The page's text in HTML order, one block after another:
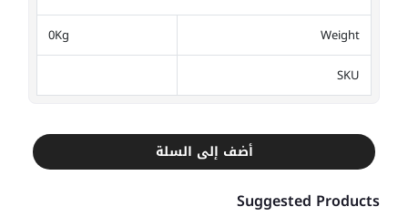
Weight
0Kg
SKU
أضف إلى السلة
Suggested Products